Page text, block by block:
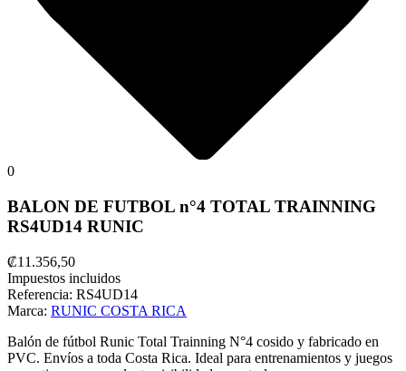
0
BALON DE FUTBOL n°4 TOTAL TRAINNING
RS4UD14 RUNIC
₡11.356,50
Impuestos incluidos
Referencia: RS4UD14
Marca: RUNIC COSTA RICA
Balón de fútbol Runic Total Trainning N°4 cosido y fabricado en
PVC. Envíos a toda Costa Rica. Ideal para entrenamientos y juegos